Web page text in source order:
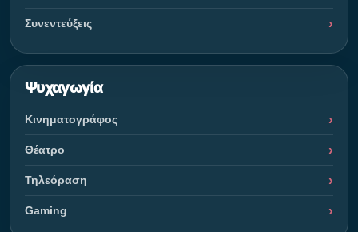
Συνεντεύξεις
Ψυχαγωγία
Κινηματογράφος
Θέατρο
Τηλεόραση
Gaming